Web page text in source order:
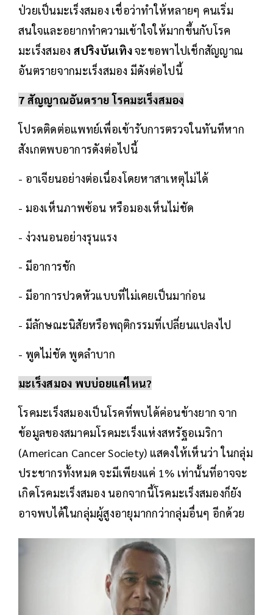
ป่วยเป็นมะเร็งสมอง เชื่อว่าทำให้หลายๆ คนเริ่ม
สนใจและอยากทำความเข้าใจให้มากขึ้นกับโรค
มะเร็งสมอง สปริงบันเทิงจะขอพาไปเช็กสัญญาณ
อันตรายจากมะเร็งสมอง มีดังต่อไปนี้
7 สัญญาณอันตราย โรคมะเร็งสมอง
โปรดติดต่อแพทย์เพื่อเข้ารับการตรวจในทันทีหาก
สังเกตพบอาการดังต่อไปนี้
- อาเจียนอย่างต่อเนื่องโดยหาสาเหตุไม่ได้
- มองเห็นภาพซ้อน หรือมองเห็นไม่ชัด
- ง่วงนอนอย่างรุนแรง
- มีอาการชัก
- มีอาการปวดหัวแบบที่ไม่เคยเป็นมาก่อน
- มีลักษณะนิสัยหรือพฤติกรรมที่เปลี่ยนแปลงไป
- พูดไม่ชัด พูดลำบาก
มะเร็งสมอง พบบ่อยแค่ไหน?
โรคมะเร็งสมองเป็นโรคที่พบได้ค่อนข้างยาก จาก
ข้อมูลของสมาคมโรคมะเร็งแห่งสหรัฐอเมริกา
(American Cancer Society) แสดงให้เห็นว่า ในกลุ่ม
ประชากรทั้งหมด จะมีเพียงแค่ 1% เท่านั้นที่อาจจะ
เกิดโรคมะเร็งสมอง นอกจากนี้โรคมะเร็งสมองก็ยัง
อาจพบได้ในกลุ่มผู้สูงอายุมากกว่ากลุ่มอื่นๆ อีกด้วย